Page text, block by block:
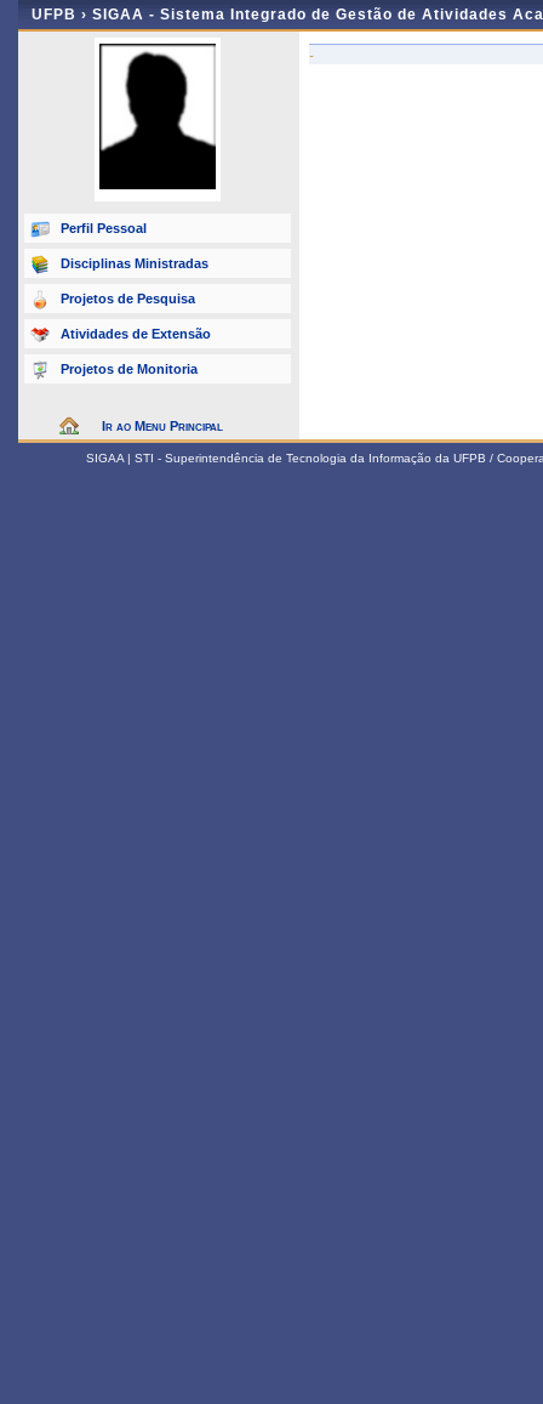
UFPB › SIGAA - Sistema Integrado de Gestão de Atividades
Perfil Pessoal
Disciplinas Ministradas
Projetos de Pesquisa
Atividades de Extensão
Projetos de Monitoria
Ir ao Menu Principal
-
SIGAA | STI - Superintendência de Tecnologia da Informação da UFPB /